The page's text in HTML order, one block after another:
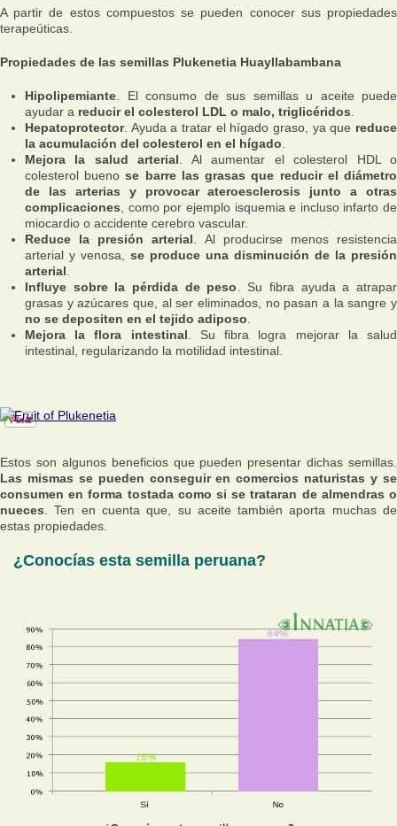
A partir de estos compuestos se pueden conocer sus propiedades
terapeúticas.
Propiedades de las semillas Plukenetia Huayllabambana
Hipolipemiante . El consumo de sus semillas u aceite puede
ayudar a reducir el colesterol LDL o malo, triglicéridos
Hepatoprotector. Ayuda a tratar el hígado graso, ya que reduce
la acumulación del colesterol en el hígado
Mejora la salud arterial . Al aumentar el colesterol HDL o
colesterol bueno se barre las grasas que reducir el diámetro
de las arterias y provocar ateroesclerosis junto a otras
complicaciones , como por ejemplo isquemia e incluso infarto de
miocardio o accidente cerebro vascular.
Reduce la presión arterial . Al producirse menos resistencia
arterial y venosa, se produce una disminución de la presión
arterial
Influye sobre la pérdida de peso . Su fibra ayuda a atrapar
grasas y azúcares que, al ser eliminados, no pasan a la sangre y
no se depositen en el tejido adiposo
Mejora la flora intestinal . Su fibra logra mejorar la salud
intestinal, regularizando la motilidad intestinal.
Estos son algunos beneficios que pueden presentar dichas semillas.
Las mismas se pueden conseguir en comercios naturistas y se
consumen en forma tostada como si se trataran de almendras o
nueces . Ten en cuenta que, su aceite también aporta muchas de
estas propiedades.
¿Conocías esta semilla peruana?